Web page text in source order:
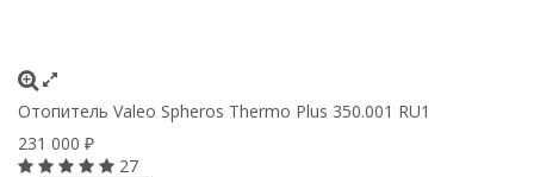
Отопитель Valeo Spheros Thermo Plus 350.001 RU1
231 000 ₽
27